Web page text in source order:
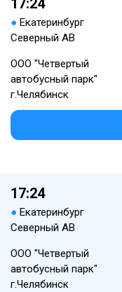
17:24
● Екатеринбург
Северный АВ
ООО "Четвертый
автобусный парк"
г.Челябинск
17:24
● Екатеринбург
Северный АВ
ООО "Четвертый
автобусный парк"
г.Челябинск